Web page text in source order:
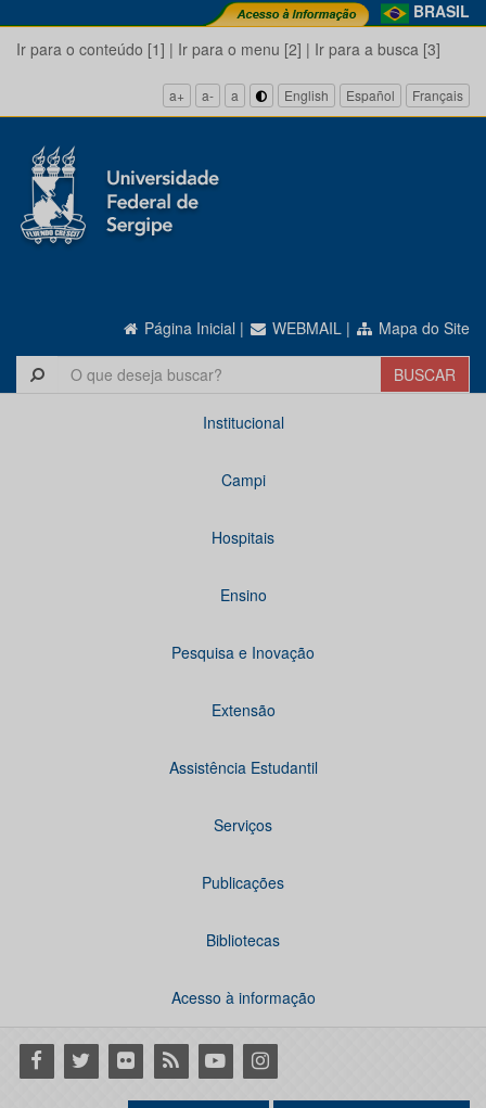
BRASIL
Ir para o conteúdo [1] | Ir para o menu [2] | Ir para a busca [3]
a+ a- a English Español Français
Página Inicial | WEBMAIL | Mapa do Site
Institucional
Campi
Hospitais
Ensino
Pesquisa e Inovação
Extensão
Assistência Estudantil
Serviços
Publicações
Bibliotecas
Acesso à informação
Facebook
Twitter Flickr RSS YoutubeInstagram